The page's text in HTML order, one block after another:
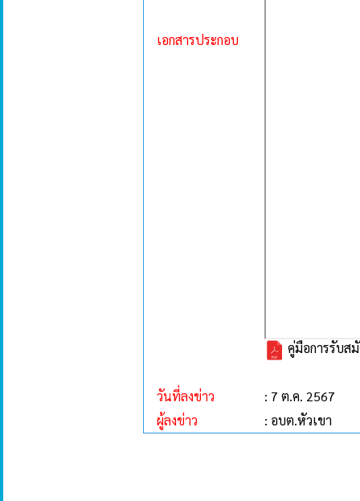
เอกสารประกอบ
คู่มือการรับส
วันที่ลงข่าว
: 7 ต.ค. 2567
ผู้ลงข่าว
: อบต.หัวเขา